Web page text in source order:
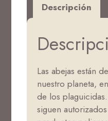
Descripción
Las abejas están
nuestro planeta,
de los
siguen